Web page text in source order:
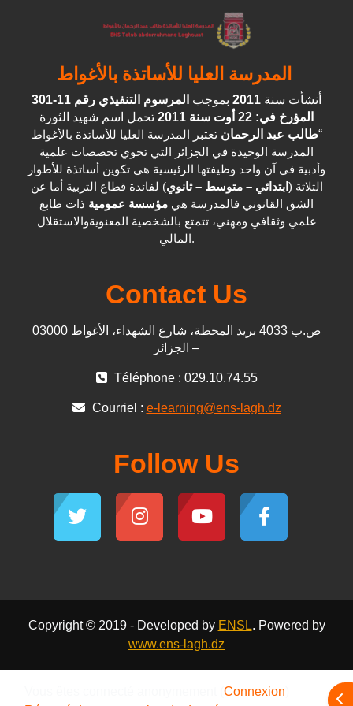
أنشأت سنة 2011 بموجب
المرسوم التنفيذي رقم 11-301
المؤرخ في: 22 أوت سنة 2011
تحمل اسم شهيد الثورة
“طالب عبد الرحمان تعتبر المدرسة العليا للأساتذة بالأغواط
المدرسة الوحيدة في الجزائر التي تحوي تخصصات علمية
وأدبية في آن واحد وظيفتها الرئيسية هي تكوين أساتذة للأطوار
الثلاثة ( ابتدائي – متوسط – ثانوي) لفائدة قطاع التربية أما عن
الشق القانوني فالمدرسة هي مؤسسة عمومية ذات طابع
علمي وثقافي ومهني، تتمتع بالشخصية المعنويةوالاستقلال
المالي.
Contact Us
ص.ب 4033 بريد المحطة، شارع الشهداء، الأغواط 03000
– الجزائر
Téléphone : 029.10.74.55
Courriel : e-learning@ens-lagh.dz
Follow Us
Copyright © 2019 - Developed by ENSL. Powered by
www.ens-lagh.dz
Connexion